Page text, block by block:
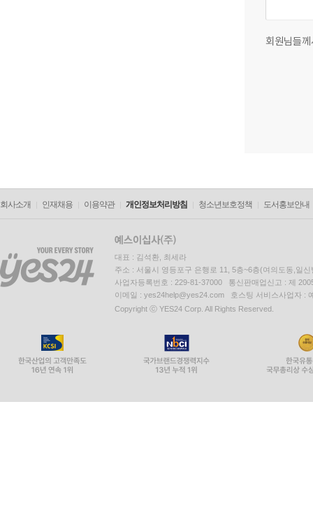
회원님들
회사소개 인재채용 이용약관 개인정보처리방침 청소년보호정책 도서홍보안내
대표 : 김석환, 최세라
주소 : 서울시 영등포구 은행로 11, 5층~6층(여의도동,일신
사업자등록번호 : 229-81-37000 통신판매업신고 : 제
이메일 : yes24help@yes24.com 호스팅 서비스사업자 :
Copyright ⓒ YES24 Corp. All Rights Reserved.